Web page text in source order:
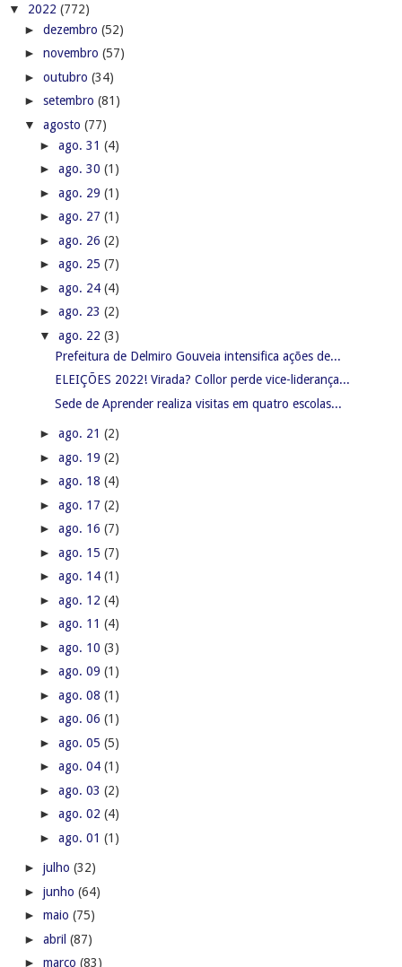
▼ 2022 (772)
► dezembro (52)
► novembro (57)
► outubro (34)
► setembro (81)
▼ agosto (77)
► ago. 31 (4)
► ago. 30 (1)
► ago. 29 (1)
► ago. 27 (1)
► ago. 26 (2)
► ago. 25 (7)
► ago. 24 (4)
► ago. 23 (2)
▼ ago. 22 (3)
Prefeitura de Delmiro Gouveia intensifica ações de...
ELEIÇÕES 2022! Virada? Collor perde vice-liderança...
Sede de Aprender realiza visitas em quatro escolas...
► ago. 21 (2)
► ago. 19 (2)
► ago. 18 (4)
► ago. 17 (2)
► ago. 16 (7)
► ago. 15 (7)
► ago. 14 (1)
► ago. 12 (4)
► ago. 11 (4)
► ago. 10 (3)
► ago. 09 (1)
► ago. 08 (1)
► ago. 06 (1)
► ago. 05 (5)
► ago. 04 (1)
► ago. 03 (2)
► ago. 02 (4)
► ago. 01 (1)
► julho (32)
► junho (64)
► maio (75)
► abril (87)
► março (83)